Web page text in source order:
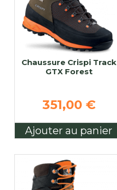
Chaussure Crispi Track
GTX Forest
351,00 €
Ajouter au panier